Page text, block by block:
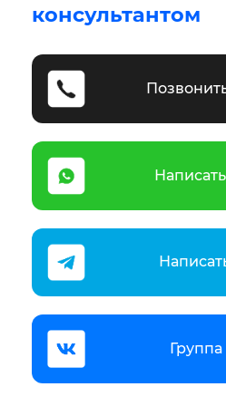
консультантом